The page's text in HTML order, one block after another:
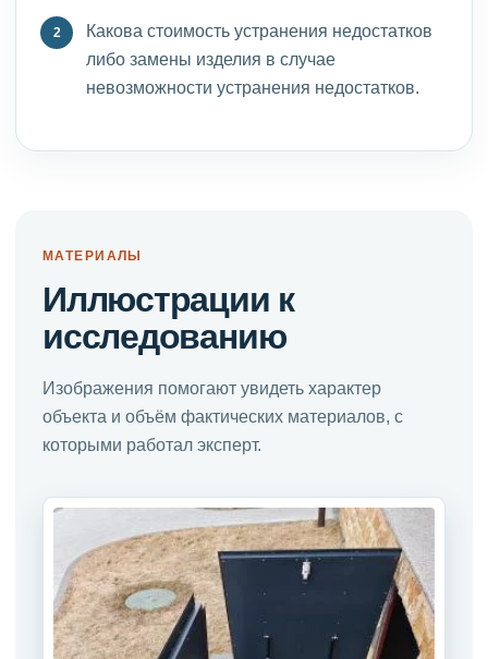
Какова стоимость устранения недостатков
либо замены изделия в случае
невозможности устранения недостатков.
МАТЕРИАЛЫ
Иллюстрации к
исследованию
Изображения помогают увидеть характер
объекта и объём фактических материалов, с
которыми работал эксперт.